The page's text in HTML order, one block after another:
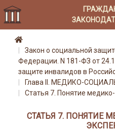
Закон о социальной
Федерации. N 181-ФЗ от
защите инвалидов в
Глава II. МЕДИКО-
Статья 7. Понятие
СТАТЬЯ 7. ПОНЯТИЕ